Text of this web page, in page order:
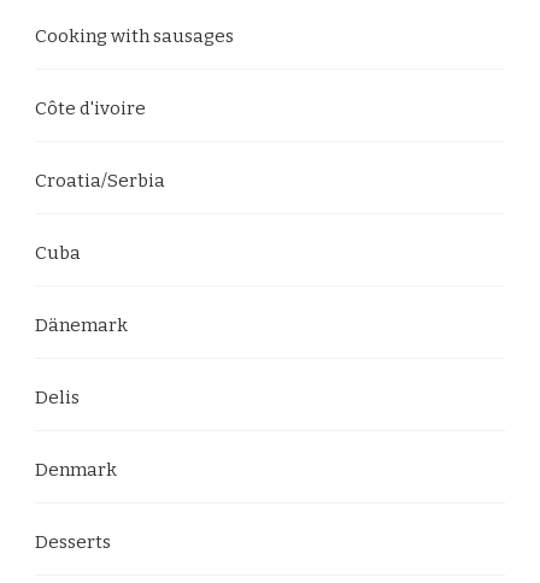
Cooking with sausages
Côte d'ivoire
Croatia/Serbia
Cuba
Dänemark
Delis
Denmark
Desserts